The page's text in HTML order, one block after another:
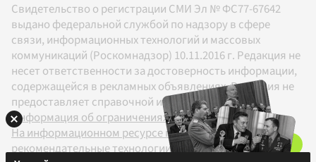
Свидетельство о регистрации СМИ Эл № ФС77-67642
выдано федеральной службой по надзору в сфере
связи, информационных технологий и массовых
коммуникаций (Роскомнадзор) 10.11.2016 г. Редакция не
несет ответственности за достоверность информации,
содержащейся в рекламных объявлениях. Редакция не
предоставляет справочной информации.
Информация об ограничениях
На информационном ресурсе применяются
рекомендательные технологии в соответствии с